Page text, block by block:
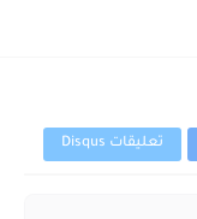
تعليقات Disqus